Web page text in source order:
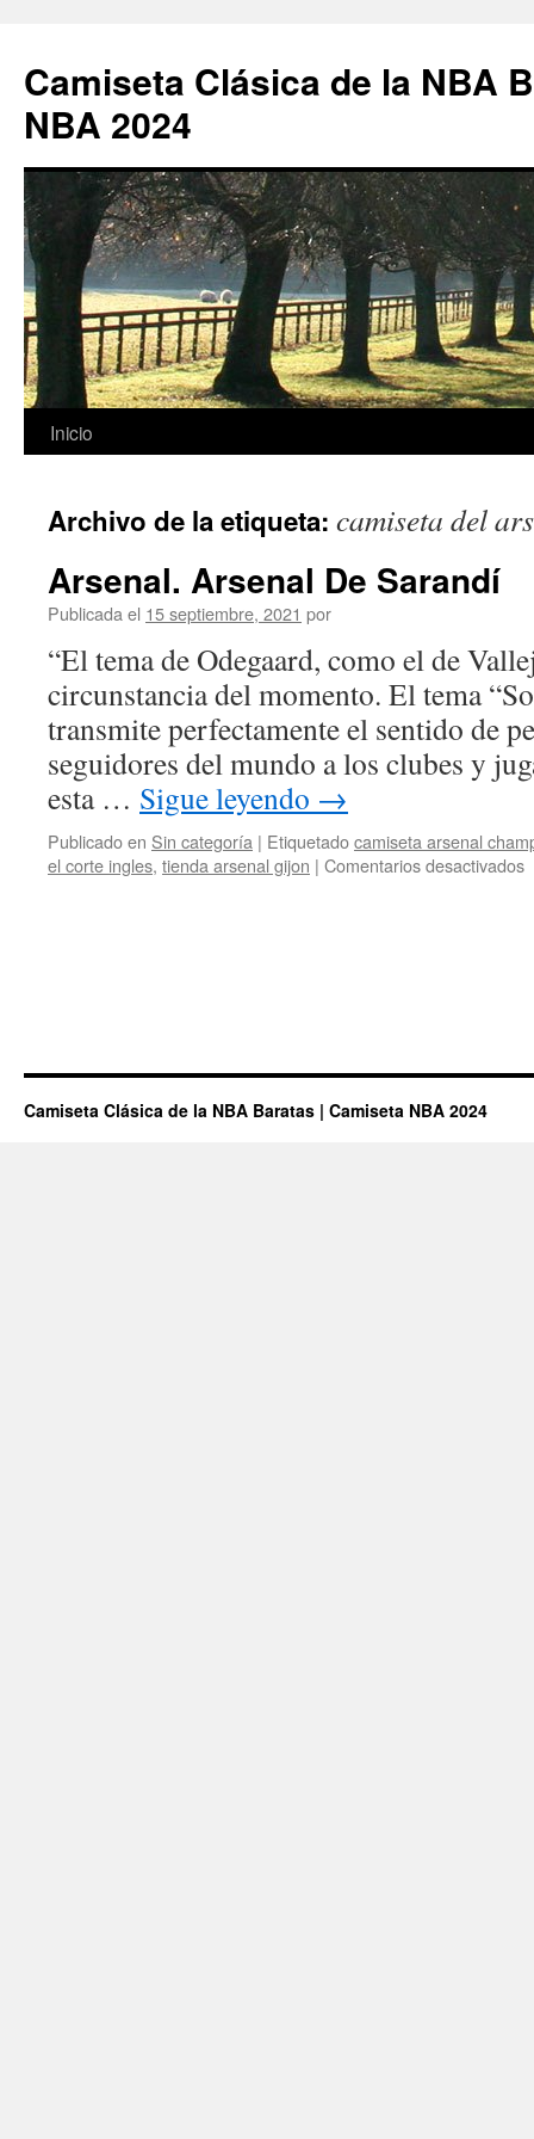
Camiseta Clásica de la NBA
NBA 2024
Saltar
contenido
Inicio
Archivo de la etiqueta: camiseta del
Arsenal. Arsenal De Sarandí
Publicada el 15 septiembre, 2021 por
“El tema de Odegaard, como el de
circunstancia del momento. El tema
transmite perfectamente el sentido de
seguidores del mundo a los clubes y
esta … Sigue leyendo →
Publicado en Sin categoría | Etiquetadocamiseta arsenal
el corte ingles, tienda arsenal gijon | Comentarios desactivados
Camiseta Clásica de la NBA Baratas | Camiseta NBA 2024